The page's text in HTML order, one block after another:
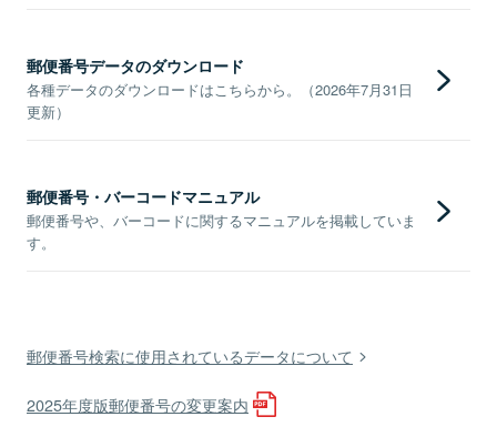
郵便番号データのダウンロード
各種データのダウンロードはこちらから。（2026年7月31日
更新）
郵便番号・バーコードマニュアル
郵便番号や、バーコードに関するマニュアルを掲載していま
す。
郵便番号検索に使用されているデータについて
2025年度版郵便番号の変更案内